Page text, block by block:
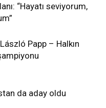
“Hayatı seviyorum,
Papp – Halkın
da aday oldu